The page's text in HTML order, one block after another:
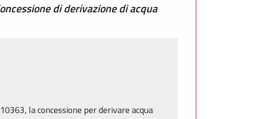
di derivazione di acqua
la concessione per derivare acqua